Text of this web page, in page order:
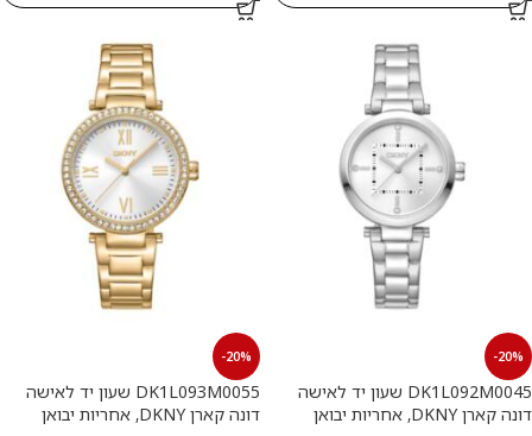
-20%
DK1L092M0045 שעון יד לאישה
דונה קארן DKNY, אחריות יבואן
-20%
DK1L093M0055 שעון יד לאישה
דונה קארן DKNY, אחריות יבואן